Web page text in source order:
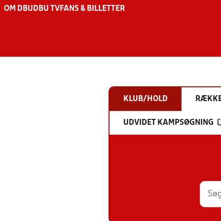
OM DBU DBU TV FANS & BILLETTER
KLUB/HOLD
UDVIDET KAMPSØGNING